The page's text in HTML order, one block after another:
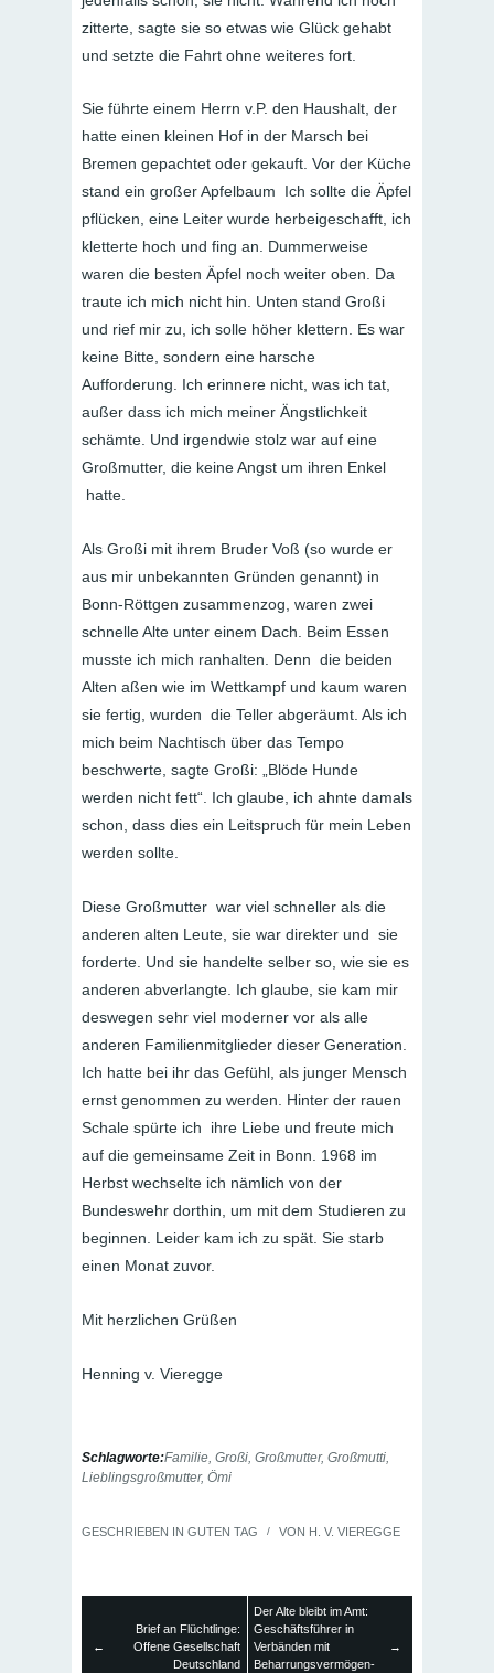
zitterte, sagte sie so etwas wie Glück gehabt
und setzte die Fahrt ohne weiteres fort.
Sie führte einem Herrn v.P. den Haushalt, der
hatte einen kleinen Hof in der Marsch bei
Bremen gepachtet oder gekauft. Vor der Küche
stand ein großer Apfelbaum Ich sollte die Äpfel
pflücken, eine Leiter wurde herbeigeschafft, ich
kletterte hoch und fing an. Dummerweise
waren die besten Äpfel noch weiter oben. Da
traute ich mich nicht hin. Unten stand Großi
und rief mir zu, ich solle höher klettern. Es war
keine Bitte, sondern eine harsche
Aufforderung. Ich erinnere nicht, was ich tat,
außer dass ich mich meiner Ängstlichkeit
schämte. Und irgendwie stolz war auf eine
Großmutter, die keine Angst um ihren Enkel
hatte.
Als Großi mit ihrem Bruder Voß (so wurde er
aus mir unbekannten Gründen genannt) in
Bonn-Röttgen zusammenzog, waren zwei
schnelle Alte unter einem Dach. Beim Essen
musste ich mich ranhalten. Denn die beiden
Alten aßen wie im Wettkampf und kaum waren
sie fertig, wurden die Teller abgeräumt. Als ich
mich beim Nachtisch über das Tempo
beschwerte, sagte Großi: „Blöde Hunde
werden nicht fett“. Ich glaube, ich ahnte damals
schon, dass dies ein Leitspruch für mein Leben
werden sollte.
Diese Großmutter war viel schneller als die
anderen alten Leute, sie war direkter und sie
forderte. Und sie handelte selber so, wie sie es
anderen abverlangte. Ich glaube, sie kam mir
deswegen sehr viel moderner vor als alle
anderen Familienmitglieder dieser Generation.
Ich hatte bei ihr das Gefühl, als junger Mensch
ernst genommen zu werden. Hinter der rauen
Schale spürte ich ihre Liebe und freute mich
auf die gemeinsame Zeit in Bonn. 1968 im
Herbst wechselte ich nämlich von der
Bundeswehr dorthin, um mit dem Studieren zu
beginnen. Leider kam ich zu spät. Sie starb
einen Monat zuvor.
Mit herzlichen Grüßen
Henning v. Vieregge
Schlagworte:Familie, Großi, Großmutter, Großmutti,
Lieblingsgroßmutter, Ömi
GESCHRIEBEN IN GUTEN TAG / VON H. V. VIEREGGE
←
Brief an Flüchtlinge:
Offene Gesellschaft
Deutschland
Der Alte bleibt im Amt:
Geschäftsführer in
Verbänden mit
Beharrungsvermögen-
→